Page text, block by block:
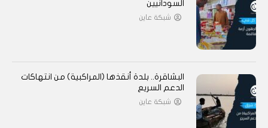
السودانيين
شبكة عاين
البشاقرة.. بلدة أنقذها (المراكبية) من انتهاكات
الدعم السريع
شبكة عاين